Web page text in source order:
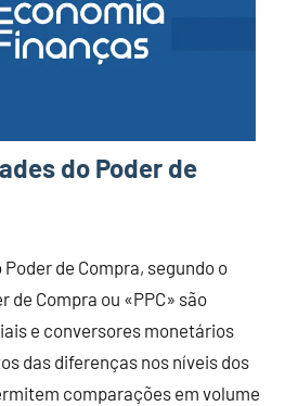
do Poder de
de Compra, segundo o
de Compra ou «PPC» são
e conversores monetários
das diferenças nos níveis dos
comparações em volume